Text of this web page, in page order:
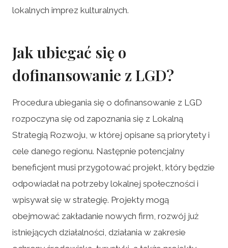
lokalnych imprez kulturalnych.
Jak ubiegać się o
dofinansowanie z LGD?
Procedura ubiegania się o dofinansowanie z LGD
rozpoczyna się od zapoznania się z Lokalną
Strategią Rozwoju, w której opisane są priorytety i
cele danego regionu. Następnie potencjalny
beneficjent musi przygotować projekt, który będzie
odpowiadał na potrzeby lokalnej społeczności i
wpisywał się w strategię. Projekty mogą
obejmować zakładanie nowych firm, rozwój już
istniejących działalności, działania w zakresie